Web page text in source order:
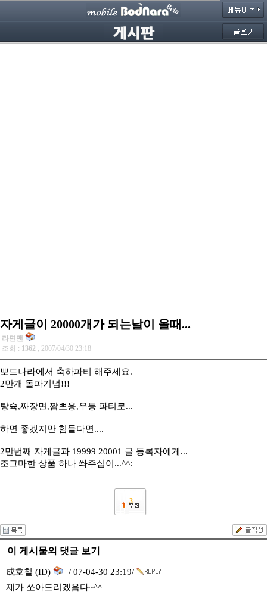
자게글이 20000개가 되는날이 올때...
라면맨
조회 : 1362 , 2007/04/30 23:18
뽀드나라에서 축하파티 해주세요.
2만개 돌파기념!!!
탕슉,짜장면,짬뽀옹,우동 파티로...
하면 좋겠지만 힘들다면....
2만번째 자게글과 19999 20001 글 등록자에게...
조그마한 상품 하나 쏴주심이...^^:
3
이 게시물의 댓글 보기
成호철 (ID)
/ 07-04-30 23:19/
제가 쏘아드리겠음다~^^